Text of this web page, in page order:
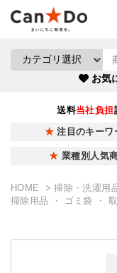
お気
送料当社負担
注目のキーワ
業種別人気
HOME
掃除・洗濯用
掃除用品 ・ ゴミ袋 ・